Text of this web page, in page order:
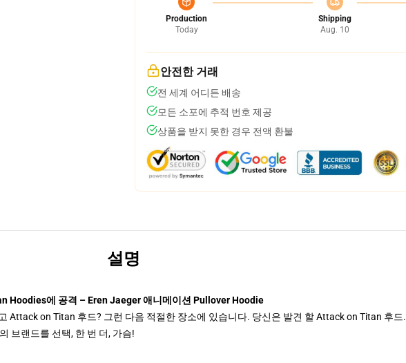
Production
Today
Shipping
Aug. 10
안전한 거래
전 세계 어디든 배송
모든 소포에 추적 번호 제공
상품을 받지 못한 경우 전액 환불
설명
Hoodies에 공격 – Eren Jaeger 애니메이션 Pullover Hoodie
Attack on Titan 후드? 그런 다음 적절한 장소에 있습니다. 당신은 발견 할 Attack on Titan 후드.
브랜드를 선택, 한 번 더, 가슴!